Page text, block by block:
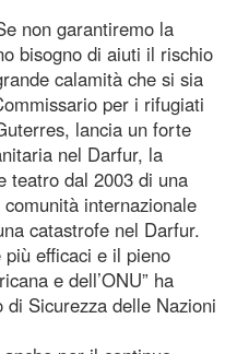
non garantiremo la
bisogno di aiuti il rischio
calamità che si sia
per i rifugiati
lancia un forte
nel Darfur, la
teatro dal 2003 di una
internazionale
catastrofe nel Darfur.
efficaci e il pieno
e dell’ONU” ha
Sicurezza delle Nazioni